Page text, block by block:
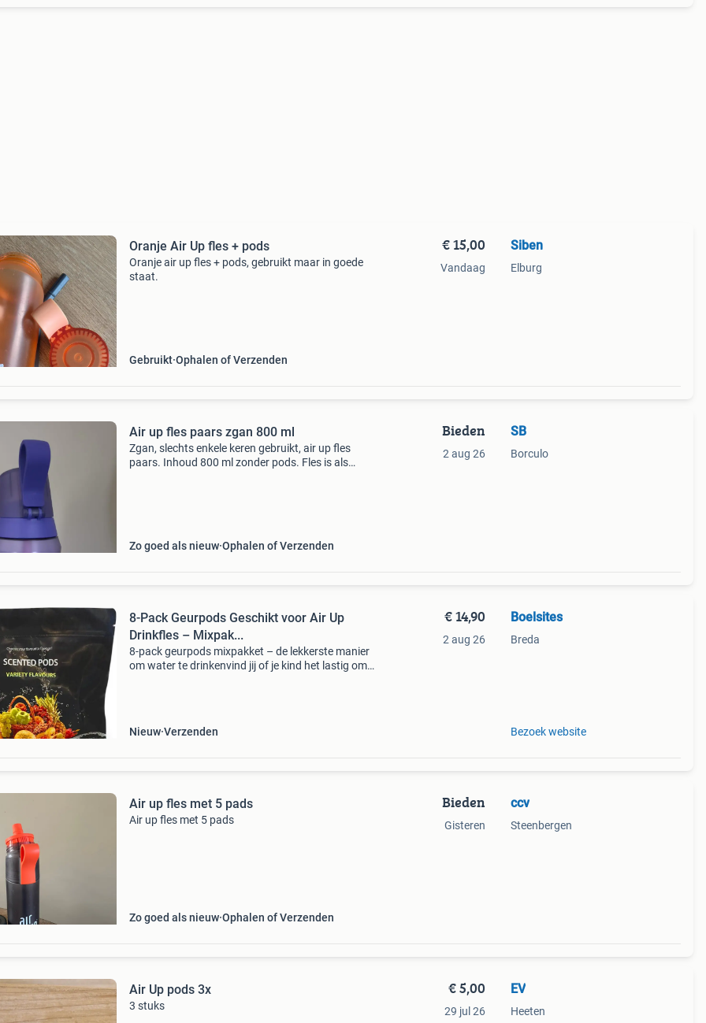
Oranje Air Up fles + pods
Oranje air up fles + pods, gebruikt maar in goede
staat.
Gebruikt Ophalen of Verzenden
€ 15,00
Vandaag
Siben
Elburg
Air up fles paars zgan 800 ml
Zgan, slechts enkele keren gebruikt, air up fles
paars. Inhoud 800 ml zonder pods. Fles is als
Zo goed als nieuw Ophalen of Verzenden
Bieden
2 aug 26
SB
Borculo
8-Pack Geurpods Geschikt voor Air Up
Drinkfles – Mixpak...
8-pack geurpods mixpakket – de lekkerste manier
om water te drinkenvind jij of je kind het lastig om
Nieuw Verzenden
€ 14,90
2 aug 26
Boelsites
Breda
Bezoek website
Air up fles met 5 pads
Air up fles met 5 pads
Zo goed als nieuw Ophalen of Verzenden
Bieden
Gisteren
ccv
Steenbergen
Air Up pods 3x
3 stuks
€ 5,00
29 jul 26
EV
Heeten